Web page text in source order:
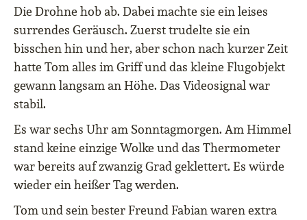
Die Drohne hob ab. Dabei machte sie ein leises
surrendes Geräusch. Zuerst trudelte sie ein
bisschen hin und her, aber schon nach kurzer Zeit
hatte Tom alles im Griff und das kleine Flugobjekt
gewann langsam an Höhe. Das Videosignal war
stabil.
Es war sechs Uhr am Sonntagmorgen. Am Himmel
stand keine einzige Wolke und das Thermometer
war bereits auf zwanzig Grad geklettert. Es würde
wieder ein heißer Tag werden.
Tom und sein bester Freund Fabian waren extra